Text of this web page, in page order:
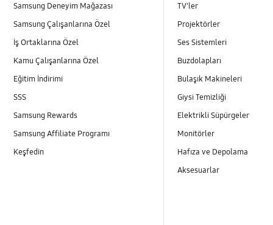
Samsung Deneyim Mağazası
Samsung Çalışanlarına Özel
İş Ortaklarına Özel
Kamu Çalışanlarına Özel
Eğitim İndirimi
SSS
Samsung Rewards
Samsung Affiliate Programı
Keşfedin
TV'ler
Projektörler
Ses Sistemleri
Buzdolapları
Bulaşık Makineleri
Giysi Temizliği
Elektrikli Süpürgeler
Monitörler
Hafıza ve Depolama
Aksesuarlar